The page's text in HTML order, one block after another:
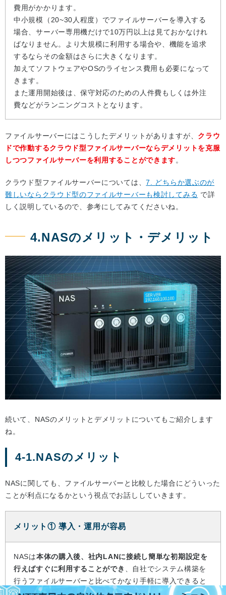
費用がかかります。
中小規模（20~30人程度）でファイルサーバーを導入する
場合、サーバー専用機だけで10万円以上は見ておかなけれ
ばなりません。より大規模に利用する場合や、機能を追求
するならその金額はさらに大きくなります。
加えてソフトウェアやOSのライセンス費用も必要になって
きます。
また運用開始後は、保守対応のための人件費もしくは外注
費などがランニングコストとなります。
ファイルサーバーにはこうしたデメリットがありますが、 クラウ
ドで作動するクラウド型ファイルサーバーならデメリットを克服
しつつファイルサーバーを利用することができます。
クラウド型ファイルサーバーについては、7. どちらか選ぶのが
難しいならクラウド型のファイルサーバーも検討してみる で詳
しく説明しているので、参考にしてみてくださいね。
4.NASのメリット・デメリット
続いて、NASのメリットとデメリットについてもご紹介します
ね。
4-1.NASのメリット
NASに関しても、ファイルサーバーと比較した場合にどういった
ことが利点になるかという視点でお話ししていきます。
メリット① 導入・運用が容易
NASは本体の購入後、社内LANに接続し簡単な初期設定を
行えばすぐに利用することができ
、自社でシステム構築を
行うファイルサーバーと比べてかなり手軽に導入できると
言えます。